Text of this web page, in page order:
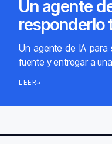
Un agente
responderlo
Un agente de IA
fuente y entregar a
LEER→